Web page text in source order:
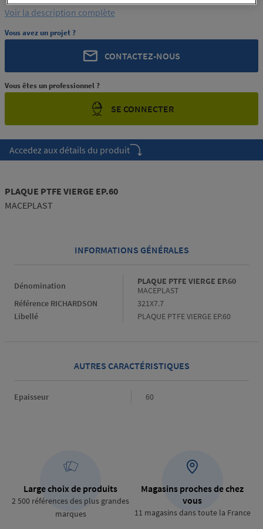
Voir la description complète
Vous avez un projet ?
CONTACTEZ-NOUS
Vous êtes un professionnel ?
SE CONNECTER
Accedez aux détails du produit
PLAQUE PTFE VIERGE EP.60
MACEPLAST
INFORMATIONS GÉNÉRALES
Dénomination
PLAQUE PTFE VIERGE EP.60
MACEPLAST
Référence RICHARDSON
321X7.7
Libellé
PLAQUE PTFE VIERGE EP.60
AUTRES CARACTÉRISTIQUES
Epaisseur Epaisseur
60
Large choix de produits
2 500 références des plus grandes
marques
Magasins proches de chez
vous
11 magasins dans toute la France